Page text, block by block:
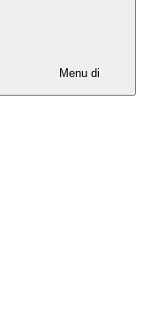
Menu di